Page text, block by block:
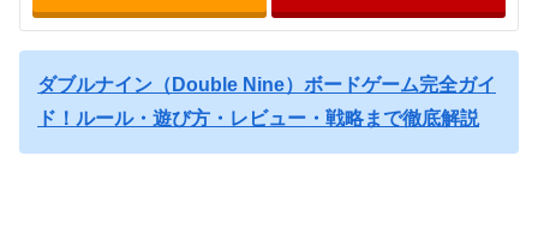
ダブルナイン（Double Nine）ボードゲーム完全ガイ
ド！ルール・遊び方・レビュー・戦略まで徹底解説